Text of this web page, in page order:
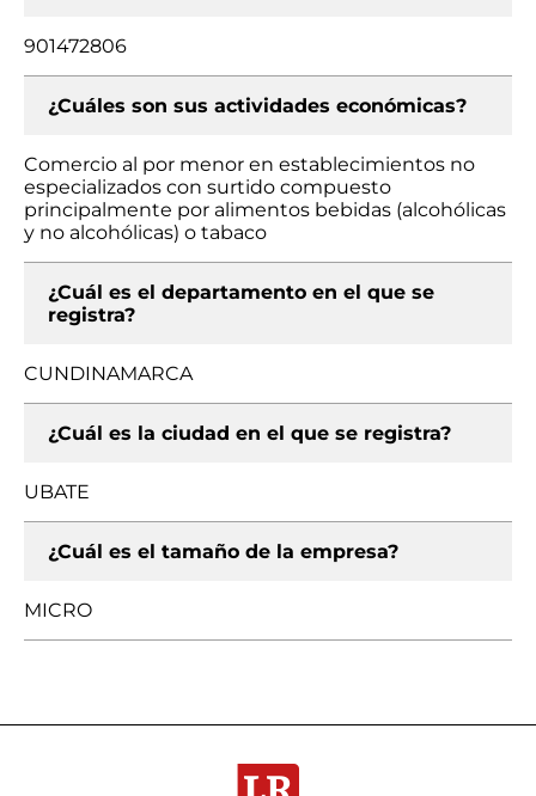
901472806
¿Cuáles son sus actividades económicas?
Comercio al por menor en establecimientos no
especializados con surtido compuesto
principalmente por alimentos bebidas (alcohólicas
y no alcohólicas) o tabaco
¿Cuál es el departamento en el que se
registra?
CUNDINAMARCA
¿Cuál es la ciudad en el que se registra?
UBATE
¿Cuál es el tamaño de la empresa?
MICRO